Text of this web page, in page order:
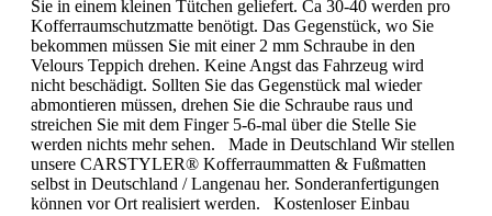
Sie in einem kleinen Tütchen geliefert. Ca 30-40 werden pro
Kofferraumschutzmatte benötigt. Das Gegenstück, wo Sie
bekommen müssen Sie mit einer 2 mm Schraube in den
Velours Teppich drehen. Keine Angst das Fahrzeug wird
nicht beschädigt. Sollten Sie das Gegenstück mal wieder
abmontieren müssen, drehen Sie die Schraube raus und
streichen Sie mit dem Finger 5-6-mal über die Stelle Sie
werden nichts mehr sehen. Made in Deutschland Wir stellen
unsere CARSTYLER® Kofferraummatten & Fußmatten
selbst in Deutschland / Langenau her. Sonderanfertigungen
können vor Ort realisiert werden. Kostenloser Einbau